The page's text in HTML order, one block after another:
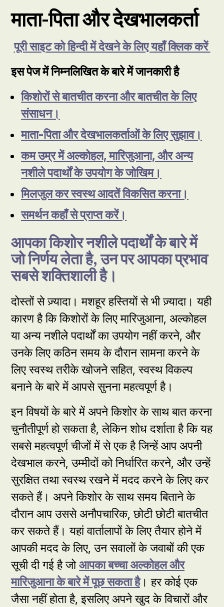
माता-पिता और देखभालकर्ता
पूरी साइट को हिन्दी में देखने के लिए यहाँ क्लिक करें
इस पेज में निम्नलिखित के बारे में जानकारी है
किशोरों से बातचीत करना और बातचीत के लिए
संसाधन।
माता-पिता और देखभालकर्ताओं के लिए सुझाव।
कम उम्र में अल्कोहल, मारिजुआना, और अन्य
नशीले पदार्थों के उपयोग के जोखिम।
मिलजुल कर स्वस्थ आदतें विकसित करना।
समर्थन कहाँ से प्राप्त करें।
आपका किशोर नशीले पदार्थों के बारे में
जो निर्णय लेता है, उन पर आपका प्रभाव
सबसे शक्तिशाली है।
दोस्तों से ज़्यादा। मशहूर हस्तियों से भी ज़्यादा। यही
कारण है कि किशोरों के लिए मारिजुआना, अल्कोहल
या अन्य नशीले पदार्थों का उपयोग नहीं करने, और
उनके लिए कठिन समय के दौरान सामना करने के
लिए स्वस्थ तरीके खोजने सहित, स्वस्थ विकल्प
बनाने के बारे में आपसे सुनना महत्वपूर्ण है।
इन विषयों के बारे में अपने किशोर के साथ बात करना
चुनौतीपूर्ण हो सकता है, लेकिन शोध दर्शाता है कि यह
सबसे महत्वपूर्ण चीजों में से एक है जिन्हें आप अपनी
देखभाल करने, उम्मीदों को निर्धारित करने, और उन्हें
सुरक्षित तथा स्वस्थ रखने में मदद करने के लिए कर
सकते हैं। अपने किशोर के साथ समय बिताने के
दौरान आप उससे अनौपचारिक, छोटी छोटी बातचीत
कर सकते हैं। यहां वार्तालापों के लिए तैयार होने में
आपकी मदद के लिए, उन सवालों के जवाबों की एक
सूची दी गई है जोआपका बच्चा अल्कोहल और
मारिजुआना के बारे में पूछ सकता है। हर कोई एक
जैसा नहीं होता है, इसलिए अपने खुद के विचारों और